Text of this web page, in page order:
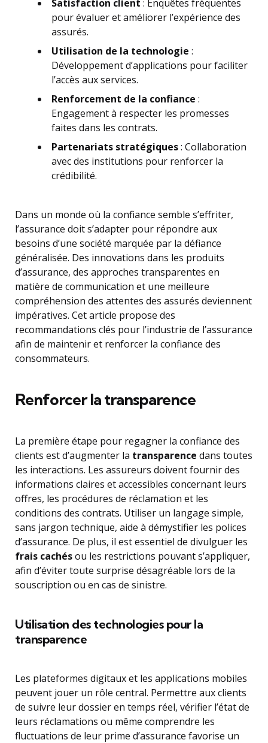
Satisfaction client : Enquêtes fréquentes
pour évaluer et améliorer l’expérience des
assurés.
Utilisation de la technologie :
Développement d’applications pour faciliter
l’accès aux services.
Renforcement de la confiance :
Engagement à respecter les promesses
faites dans les contrats.
Partenariats stratégiques: Collaboration
avec des institutions pour renforcer la
crédibilité.
Dans un monde où la confiance semble s’effriter,
l’assurance doit s’adapter pour répondre aux
besoins d’une société marquée par la défiance
généralisée. Des innovations dans les produits
d’assurance, des approches transparentes en
matière de communication et une meilleure
compréhension des attentes des assurés deviennent
impératives. Cet article propose des
recommandations clés pour l’industrie de l’assurance
afin de maintenir et renforcer la confiance des
consommateurs.
Renforcer la transparence
La première étape pour regagner la confiance des
clients est d’augmenter la transparence dans toutes
les interactions. Les assureurs doivent fournir des
informations claires et accessibles concernant leurs
offres, les procédures de réclamation et les
conditions des contrats. Utiliser un langage simple,
sans jargon technique, aide à démystifier les polices
d’assurance. De plus, il est essentiel de divulguer les
frais cachésou les restrictions pouvant s’appliquer,
afin d’éviter toute surprise désagréable lors de la
souscription ou en cas de sinistre.
Utilisation des technologies pour la
transparence
Les plateformes digitaux et les applications mobiles
peuvent jouer un rôle central. Permettre aux clients
de suivre leur dossier en temps réel, vérifier l’état de
leurs réclamations ou même comprendre les
fluctuations de leur prime d’assurance favorise un